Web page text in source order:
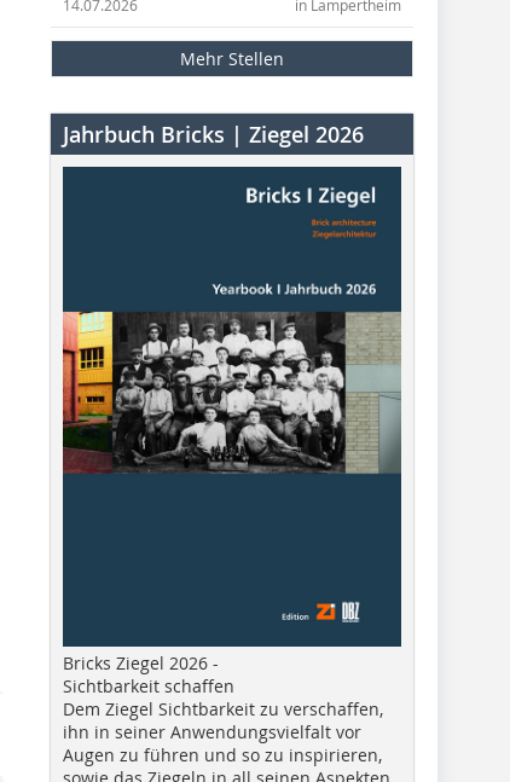
in Lampertheim
14.07.2026
Mehr Stellen
Jahrbuch Bricks | Ziegel 2026
Bricks Ziegel 2026 -
Sichtbarkeit schaffen
Dem Ziegel Sichtbarkeit zu verschaffen,
ihn in seiner Anwendungsvielfalt vor
Augen zu führen und so zu inspirieren,
sowie das Ziegeln in all seinen Aspekten